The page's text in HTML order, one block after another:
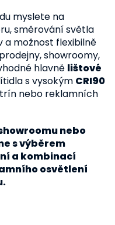
myslete na
směrování světla
a možnost flexibilně
showroomy,
hlavně lištové
s vysokým CRI90
nebo reklamních
nebo
s výběrem
a kombinací
osvětlení